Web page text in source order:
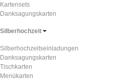
Kartensets
Danksagungskarten
Silberhochzeit
Silberhochzeitseinladungen
Danksagungskarten
Tischkarten
Menükarten